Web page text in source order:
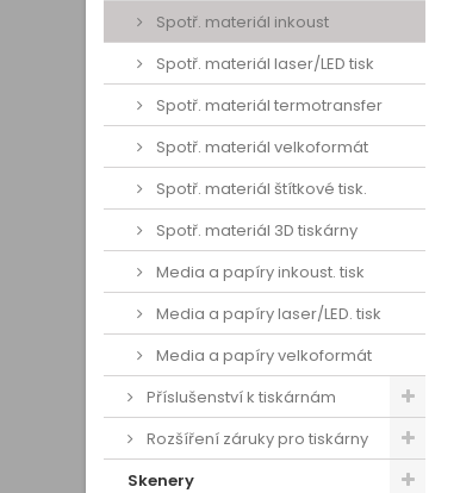
Spotř. materiál inkoust
Spotř. materiál laser/LED tisk
Spotř. materiál termotransfer
Spotř. materiál velkoformát
Spotř. materiál štítkové tisk.
Spotř. materiál 3D tiskárny
Media a papíry inkoust. tisk
Media a papíry laser/LED. tisk
Media a papíry velkoformát
Příslušenství k tiskárnám
Rozšíření záruky pro tiskárny
Skenery